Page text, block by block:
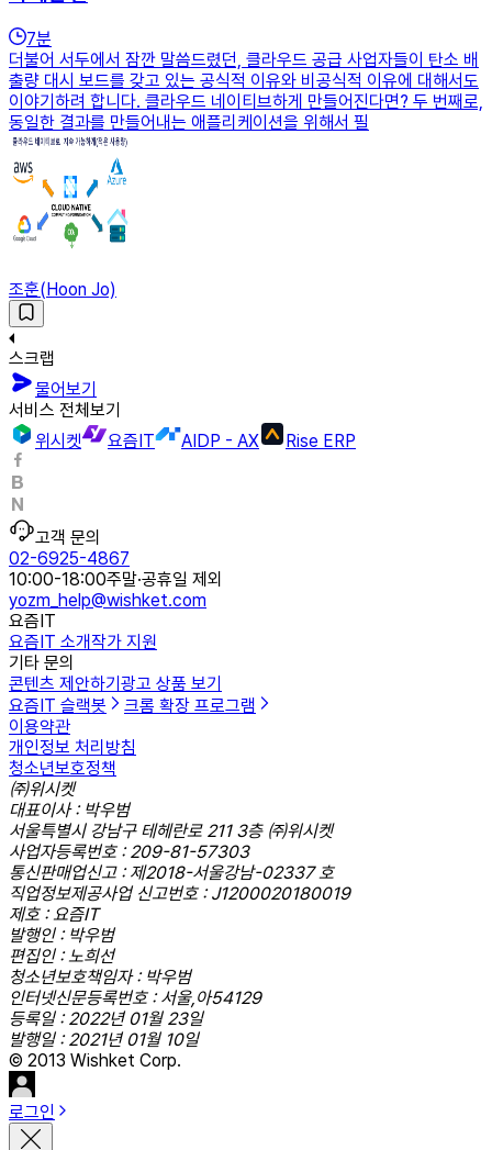
7분
더불어 서두에서 잠깐 말씀드렸던, 클라우드 공급 사업자들이 탄소 배
출량 대시 보드를 갖고 있는 공식적 이유와 비공식적 이유에 대해서도
이야기하려 합니다. 클라우드 네이티브하게 만들어진다면? 두 번째로,
동일한 결과를 만들어내는 애플리케이션을 위해서 필
조훈(Hoon Jo)
스크랩
물어보기
서비스 전체보기
위시켓
요즘IT AIDP - AX Rise ERP
고객 문의
02-6925-4867
10:00-18:00주말·공휴일 제외
yozm_help@wishket.com
요즘IT
요즘IT 소개작가 지원
기타 문의
콘텐츠 제안하기 광고 상품 보기
요즘IT 슬랙봇
크롬 확장 프로그램
이용약관
개인정보 처리방침
청소년보호정책
㈜위시켓
대표이사 : 박우범
서울특별시 강남구 테헤란로 211 3층 ㈜위시켓
사업자등록번호 : 209-81-57303
통신판매업신고 : 제2018-서울강남-02337 호
직업정보제공사업 신고번호 : J1200020180019
제호 : 요즘IT
발행인 : 박우범
편집인 : 노희선
청소년보호책임자 : 박우범
인터넷신문등록번호 : 서울,아54129
등록일 : 2022년 01월 23일
발행일 : 2021년 01월 10일
© 2013 Wishket Corp.
로그인